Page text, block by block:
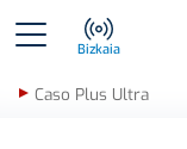
Bizkaia
Caso Plus Ultra